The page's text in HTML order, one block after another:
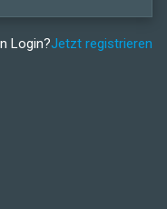
Login?Jetzt registrieren